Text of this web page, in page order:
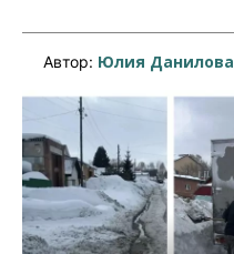
Автор: Юлия Данилова